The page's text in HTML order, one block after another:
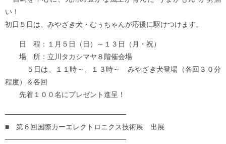
い！
初日５日は、みやざき犬・むぅちゃんが応援に駆けつけます。
日 程：１月５日（日）～１３日（月・祝）
場 所：立川タカシマヤ８階催会場
５日は、１１時～、１３時～ みやざき犬登場（各回３０分
程度）＆各回
先着１００名にプレゼント進呈！
────────────────────────
■ 第６回国際カーエレクトロニクス技術展 出展
────────────────────────